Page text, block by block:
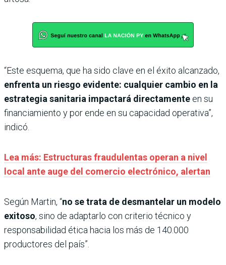
“Este esquema, que ha sido clave en el éxito alcanzado,
enfrenta un riesgo evidente: cualquier cambio en la
estrategia sanitaria impactará directamente en su
financiamiento y por ende en su capacidad operativa”,
indicó.
Lea más: Estructuras fraudulentas operan a nivel
local ante auge del comercio electrónico, alertan
Según Martin, “no se trata de desmantelar un modelo
exitoso, sino de adaptarlo con criterio técnico y
responsabilidad ética hacia los más de 140.000
productores del país”.